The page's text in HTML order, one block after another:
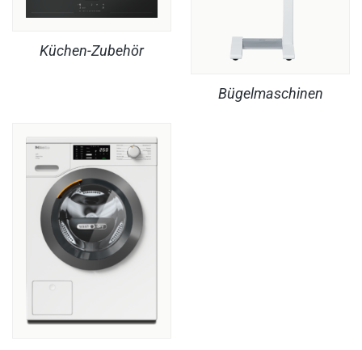
Küchen-Zubehör
Bügelmaschinen